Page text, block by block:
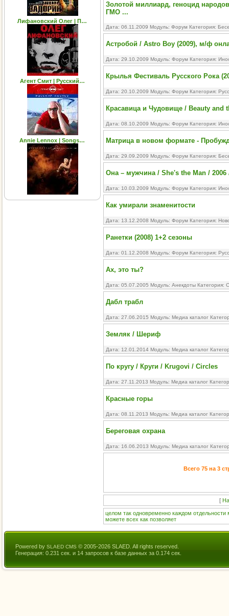
Лифановский Олег | П…
Агент Смит | Русский…
Annie Lennox | Songs…
Золотой миллиард, геноцид
ГМО ...
Дата: 06.11.2009 Модуль: Форум Категория:
Астробой / Astro Boy (2009), м/ф
Дата: 29.10.2009 Модуль: Форум Категория:
Крылья Фестиваль Русского Рока
Дата: 20.10.2009 Модуль: Форум Категория:
Красавица и Чудовище / Beauty and
Дата: 08.10.2009 Модуль: Форум Категория:
Матрица в новом формате -
Дата: 29.09.2009 Модуль: Форум Категория:
Она – мужчина / She's the Man / 2006
Дата: 10.03.2009 Модуль: Форум Категория:
Как умирали знаменитости
Дата: 13.12.2008 Модуль: Форум Категория:
Ранетки (2008) 1+2 сезоны
Дата: 01.12.2008 Модуль: Форум Категория:
Ах, это ты?
Дата: 05.07.2005 Модуль: Анекдоты Категория:
Дабл трабл
Дата: 27.06.2015 Модуль: Медиа каталог
Земляк / Шериф
Дата: 12.01.2014 Модуль: Медиа каталог
По кругу / Круги / Krugovi / Circles
Дата: 27.11.2013 Модуль: Медиа каталог
Красные горы
Дата: 08.11.2013 Модуль: Медиа каталог
Береговая охрана
Дата: 16.06.2013 Модуль: Медиа каталог
Всего 75 на 3
[
целом так одновременно каждом отдельности
можете всех как позволяет
Powered by SLAED CMS © 2005-2026 SLAED. All rights reserved.
Генерация: 0.231 сек. и 14 запросов к базе данных за 0.174 сек.